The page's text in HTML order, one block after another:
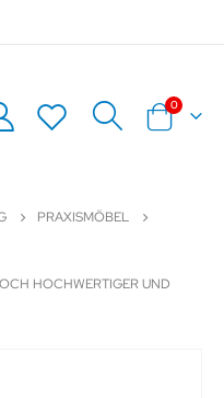
Warenkorb
0Artikel
PRAXISMÖBEL
HOCHWERTIGER UND